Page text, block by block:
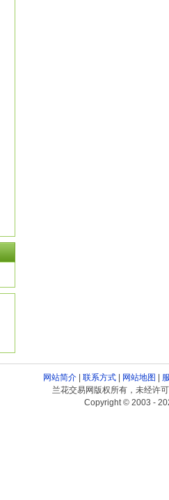
网站简介| 联系方式| 网站地图 |
兰花交易网版权所有，未经许
Copyright © 2003 -